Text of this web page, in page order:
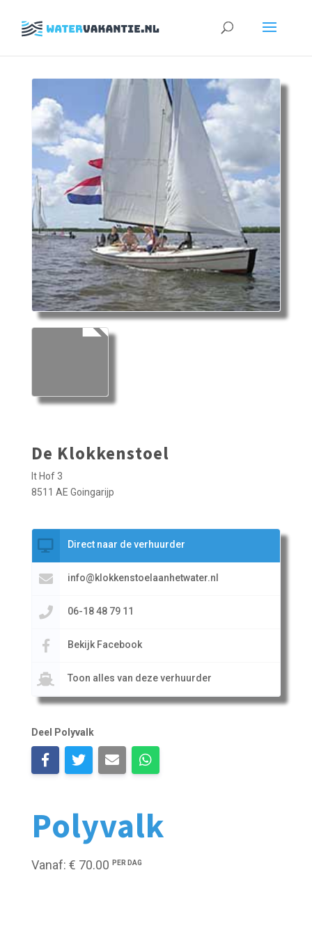
Zoeken
Polyvalk
Vanaf: € 70.00 PER DAG
De Klokkenstoel
It Hof 3
8511 AE Goingarijp
Direct naar de verhuurder
info@klokkenstoelaanhetwater.nl
06-18 48 79 11
Bekijk Facebook
Toon alles van deze verhuurder
Deel Polyvalk